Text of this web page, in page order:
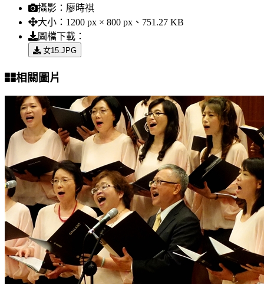
攝影： 廖時祺
大小： 1200 px × 800 px、751.27 KB
圖檔下載：
女15.JPG
相關圖片